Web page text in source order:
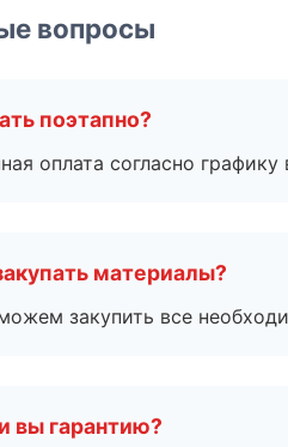
вопросы
поэтапно?
оплата согласно
материалы?
закупить все
вы гарантию?